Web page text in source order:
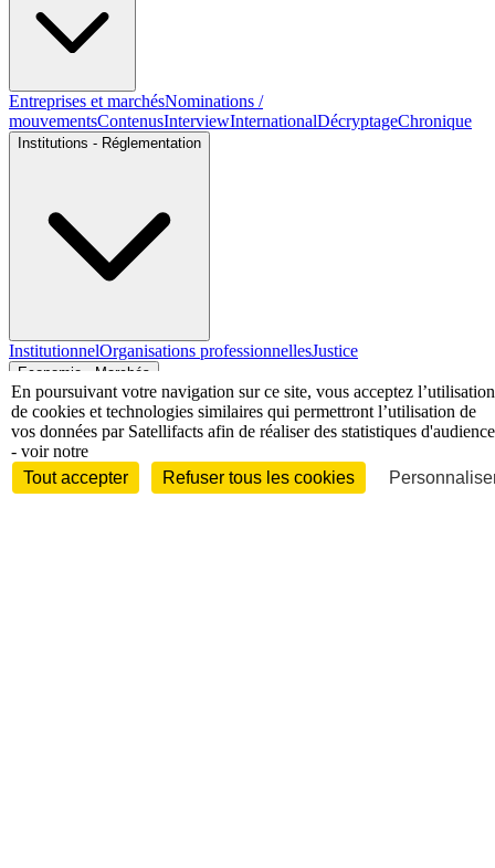
Entreprises et marchésNominations /
mouvementsContenusInterviewInternationalDécryptageChronique
Institutions - Réglementation
InstitutionnelOrganisations professionnellesJustice
Economie - Marchés
En poursuivant votre navigation sur ce site, vous acceptez l’utilisation
de cookies et technologies similaires qui permettront l’utilisation de
vos données par Satellifacts afin de réaliser des statistiques d'audience
- voir notre
Tout accepter
Refuser tous les cookies